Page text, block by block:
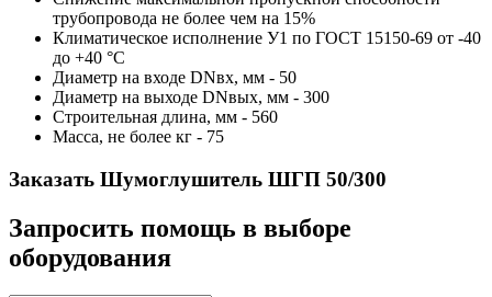
трубопровода не более чем на 15%
Климатическое исполнение У1 по ГОСТ 15150-69 от -40
до +40 °С
Диаметр на входе DNвх, мм - 50
Диаметр на выходе DNвых, мм - 300
Строительная длина, мм - 560
Масса, не более кг - 75
Заказать Шумоглушитель ШГП 50/300
Запросить помощь в выборе
оборудования